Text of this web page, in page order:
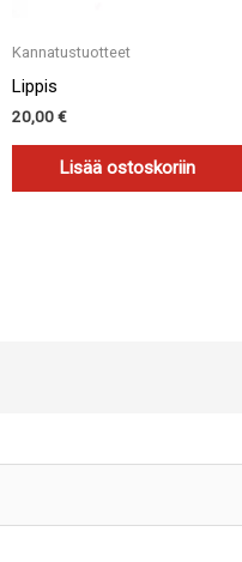
Kannatustuotteet
Lippis
20,00€
Lisää ostoskoriin